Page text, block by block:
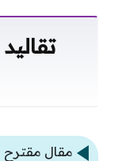
مقال مقترح